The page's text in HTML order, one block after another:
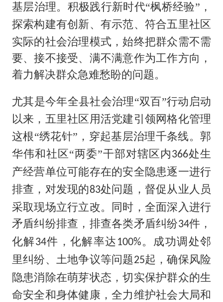
基层治理。积极践行新时代“枫桥经验”，
探索构建有创新、有示范、符合五里社区
实际的社会治理模式，始终把群众需不需
要、接不接受、满不满意作为工作方向，
着力解决群众急难愁盼的问题。
尤其是今年全县社会治理“双百”行动 启动
以来，五里社区用活党建引领网格化管理
这根“绣花针”，穿起基层治理千条线。郭
华伟和社区 “两委”干部对辖区内366处生
产经营单位可能存在的安全隐患逐一进行
排查，对发现的83处问题，督促从业人员
采取现场立行立改。同时，全面深入进行
矛盾纠纷排查，排查各类矛盾纠纷34件，
化解34件，化解率达 100%。成功调处邻
里纠纷、土地争议等问题25起，确保风险
隐患消除在萌芽状态，切实保护群众的生
命安全和身体健康，全力维护社会大局和